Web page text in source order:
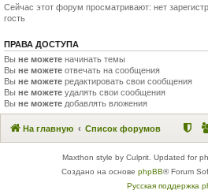
Сейчас этот форум просматривают: нет
гость
ПРАВА ДОСТУПА
Вы не можете начинать темы
Вы не можете отвечать на сообщения
Вы не можете редактировать свои сообщения
Вы не можете удалять свои сообщения
Вы не можете добавлять вложения
На главную Список форумов
Maxthon style by Culprit. Updated for
Создано на основе phpBB® Forum
Русская поддержка